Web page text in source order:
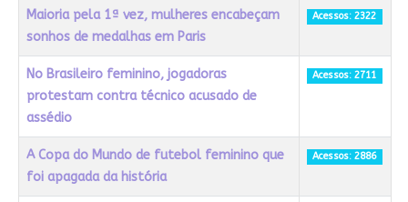
Maioria pela 1ª vez, mulheres encabeçam
sonhos de medalhas em Paris
Acessos: 2322
No Brasileiro feminino, jogadoras
protestam contra técnico acusado de
assédio
Acessos: 2711
A Copa do Mundo de futebol feminino que
foi apagada da história
Acessos: 2886